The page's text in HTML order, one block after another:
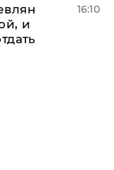
и
16:10